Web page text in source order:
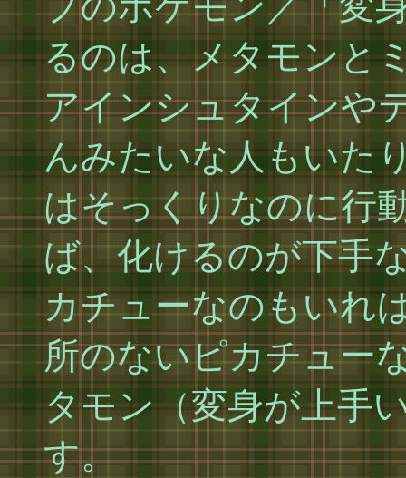
るのは、メタモンと
アインシュタインや
んみたいな人もいた
はそっくりなのに行
ば、化けるのが下手
カチューなのもいれ
所のないピカチュー
タモン（変身が上手
す。